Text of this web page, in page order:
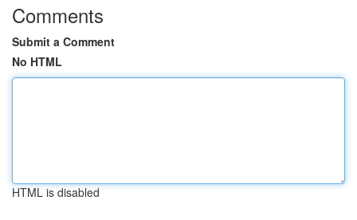
Comments
Submit a Comment
No HTML
HTML is disabled